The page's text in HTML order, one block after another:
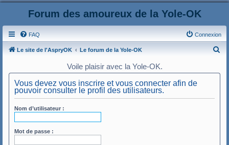
Forum des amoureux de la Yole-OK
FAQ Connexion
Le site de l'AspryOK Le forum de la Yole-OK
Voile plaisir avec la Yole-OK.
Vous devez vous inscrire et vous connecter afin de
pouvoir consulter le profil des utilisateurs.
Nom d’utilisateur :
Mot de passe :